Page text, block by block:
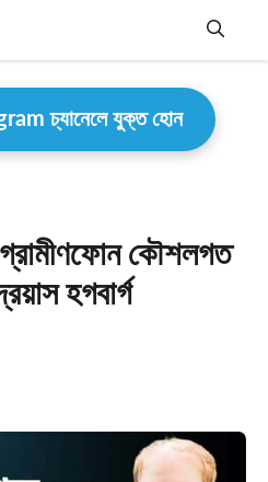
চ্যানেলে যুক্ত হোন
গ্রামীণফোন কৌশলগত
হগবার্গ